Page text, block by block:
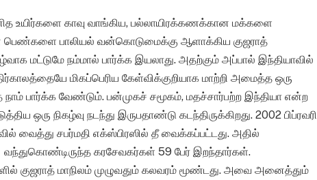
உயிர்களை காவு வாங்கிய, பல்லாயிரக்கணக்கான மக்களை
பாலியல் வன்கொடுமைக்கு ஆளாக்கிய குஜராத்
மட்டுமே நம்மால் பார்க்க இயலாது. அதற்கும் அப்பால் இந்தியாவில்
மிகப்பெரிய கேள்விக்குறியாக மாற்றி அமைத்த ஒரு
நாம் பார்க்க வேண்டும். பன்முகச் சமூகம், மதச்சார்பற்ற இந்தியா என்ற
ஒரு நிகழ்வு நடந்து இருபதாண்டு கடந்திருக்கிறது. 2002 பிப்ரவரி
வைத்து சபர்மதி எக்ஸ்பிரஸில் தீ வைக்கப்பட்டது. அதில்
வந்துகொண்டிருந்த கரசேவகர்கள் 59 பேர் இறந்தார்கள்.
குஜராத் மாநிலம் முழுவதும் கலவரம் மூண்டது. அவை அனைத்தும்